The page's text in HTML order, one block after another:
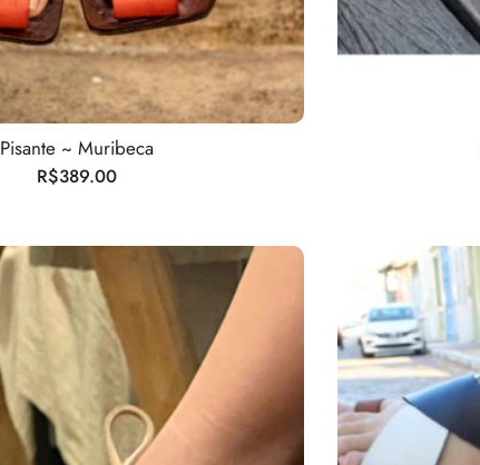
Pisante ~ Muribeca
R$389.00